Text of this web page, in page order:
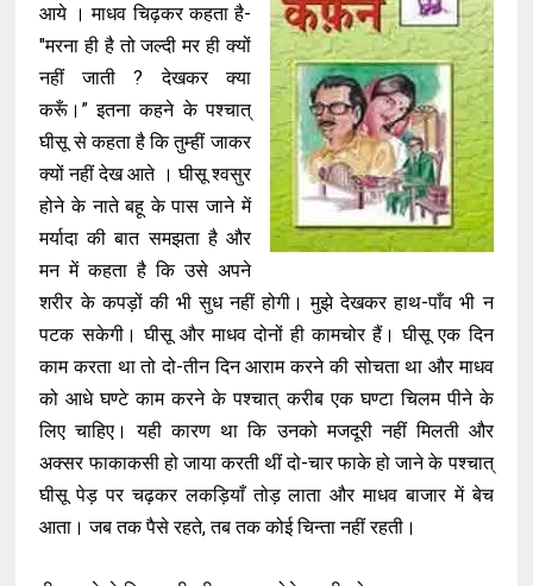
आये । माधव चिढ़कर कहता है-
"मरना ही है तो जल्दी मर ही क्यों
नहीं जाती ? देखकर क्या
करूँ।” इतना कहने के पश्चात्
घीसू से कहता है कि तुम्हीं जाकर
क्यों नहीं देख आते । घीसू श्वसुर
होने के नाते बहू के पास जाने में
मर्यादा की बात समझता है और
मन में कहता है कि उसे अपने
शरीर के कपड़ों की भी सुध नहीं होगी। मुझे देखकर हाथ-पाँव भी न
पटक सकेगी। घीसू और माधव दोनों ही कामचोर हैं। घीसू एक दिन
काम करता था तो दो-तीन दिन आराम करने की सोचता था और माधव
को आधे घण्टे काम करने के पश्चात् करीब एक घण्टा चिलम पीने के
लिए चाहिए। यही कारण था कि उनको मजदूरी नहीं मिलती और
अक्सर फाकाकसी हो जाया करती थीं दो-चार फाके हो जाने के पश्चात्
घीसू पेड़ पर चढ़कर लकड़ियाँ तोड़ लाता और माधव बाजार में बेच
आता। जब तक पैसे रहते, तब तक कोई चिन्ता नहीं रहती।